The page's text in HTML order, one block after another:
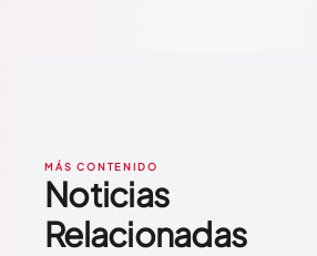
MÁS CONTENIDO
Noticias
Relacionadas